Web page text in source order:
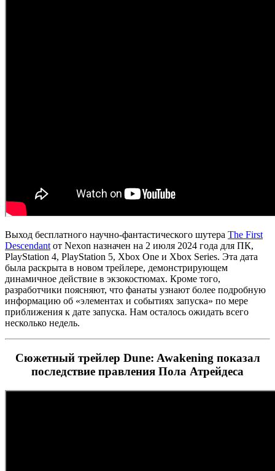
Выход бесплатного научно-фантастического шутера The First
Descendant от Nexon назначен на 2 июля 2024 года для ПК,
PlayStation 4, PlayStation 5, Xbox One и Xbox Series. Эта дата
была раскрыта в новом трейлере, демонстрирующем
динамичное действие в экзокостюмах. Кроме того,
разработчики поясняют, что фанаты узнают более подробную
информацию об «элементах и событиях запуска» по мере
приближения к дате запуска. Нам осталось ожидать всего
несколько недель.
Сюжетный трейлер Dune: Awakening показал
последствие правления Пола Атрейдеса